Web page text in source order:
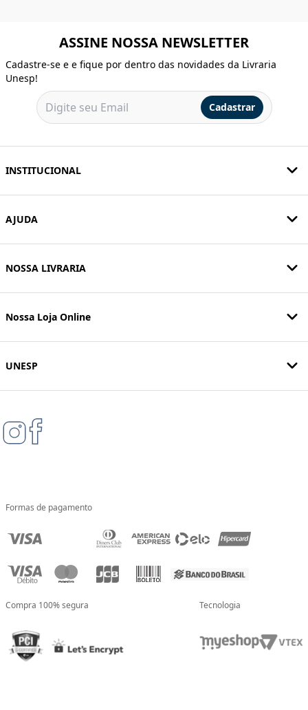
ASSINE NOSSA NEWSLETTER
Cadastre-se e e fique por dentro das novidades da Livraria
Unesp!
Cadastrar
INSTITUCIONAL
AJUDA
NOSSA LIVRARIA
Nossa Loja Online
UNESP
Formas de pagamento
Compra 100% segura Tecnologia